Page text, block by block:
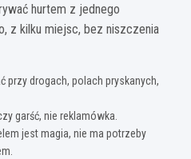
hurtem z jednego
z kilku miejsc, bez niszczenia
przy drogach, polach pryskanych,
garść, nie reklamówka.
jest magia, nie ma potrzeby